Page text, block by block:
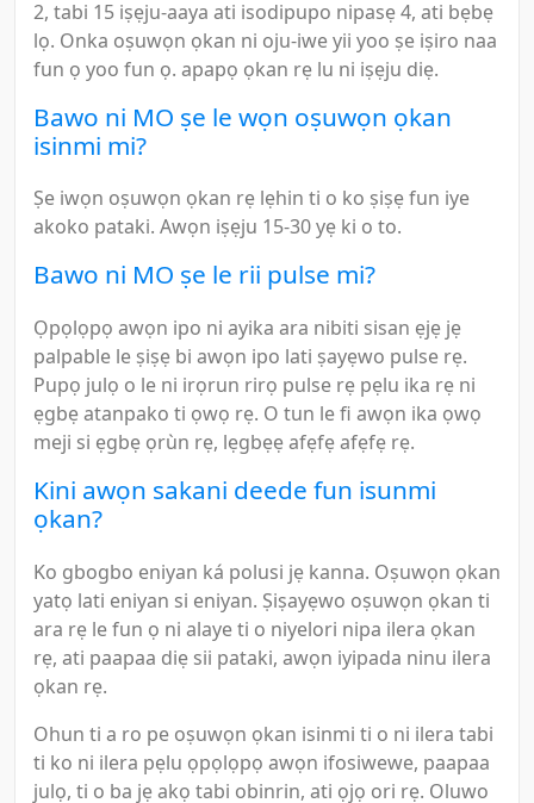
2, tabi 15 iṣẹju-aaya ati isodipupo nipasẹ 4, ati bẹbẹ
lọ. Onka oṣuwọn ọkan ni oju-iwe yii yoo ṣe iṣiro naa
fun ọ yoo fun ọ. apapọ ọkan rẹ lu ni iṣẹju diẹ.
Bawo ni MO ṣe le wọn oṣuwọn ọkan
isinmi mi?
Ṣe iwọn oṣuwọn ọkan rẹ lẹhin ti o ko ṣiṣẹ fun iye
akoko pataki. Awọn iṣẹju 15-30 yẹ ki o to.
Bawo ni MO ṣe le rii pulse mi?
Ọpọlọpọ awọn ipo ni ayika ara nibiti sisan ẹjẹ jẹ
palpable le ṣiṣẹ bi awọn ipo lati ṣayẹwo pulse rẹ.
Pupọ julọ o le ni irọrun rirọ pulse rẹ pẹlu ika rẹ ni
ẹgbẹ atanpako ti ọwọ rẹ. O tun le fi awọn ika ọwọ
meji si ẹgbẹ ọrùn rẹ, lẹgbẹẹ afẹfẹ afẹfẹ rẹ.
Kini awọn sakani deede fun isunmi
ọkan?
Ko gbogbo eniyan ká polusi jẹ kanna. Oṣuwọn ọkan
yatọ lati eniyan si eniyan. Ṣiṣayẹwo oṣuwọn ọkan ti
ara rẹ le fun ọ ni alaye ti o niyelori nipa ilera ọkan
rẹ, ati paapaa diẹ sii pataki, awọn iyipada ninu ilera
ọkan rẹ.
Ohun ti a ro pe oṣuwọn ọkan isinmi ti o ni ilera tabi
ti ko ni ilera pẹlu ọpọlọpọ awọn ifosiwewe, paapaa
julọ, ti o ba jẹ akọ tabi obinrin, ati ọjọ ori rẹ. Oluwo